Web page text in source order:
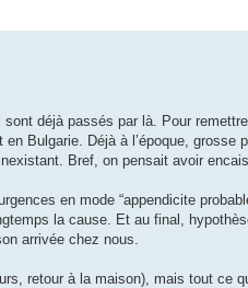
déjà passés par là. Pour
Bulgarie. Déjà à l’époque, grosse
Bref, on pensait avoir
en mode “appendicite
la cause. Et au final,
arrivée chez nous.
retour à la maison), mais tout ce